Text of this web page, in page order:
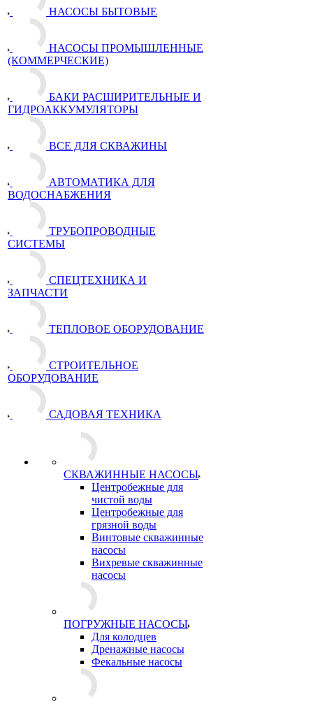
НАСОСЫ БЫТОВЫЕ
НАСОСЫ ПРОМЫШЛЕННЫЕ
(КОММЕРЧЕСКИЕ)
БАКИ РАСШИРИТЕЛЬНЫЕ И
ГИДРОАККУМУЛЯТОРЫ
ВСЕ ДЛЯ СКВАЖИНЫ
АВТОМАТИКА ДЛЯ
ВОДОСНАБЖЕНИЯ
ТРУБОПРОВОДНЫЕ
СИСТЕМЫ
СПЕЦТЕХНИКА И
ЗАПЧАСТИ
ТЕПЛОВОЕ ОБОРУДОВАНИЕ
СТРОИТЕЛЬНОЕ
ОБОРУДОВАНИЕ
САДОВАЯ ТЕХНИКА
СКВАЖИННЫЕ НАСОСЫ
Центробежные для
чистой воды
Центробежные для
грязной воды
Винтовые скважинные
насосы
Вихревые скважинные
насосы
ПОГРУЖНЫЕ НАСОСЫ
Для колодцев
Дренажные насосы
Фекальные насосы